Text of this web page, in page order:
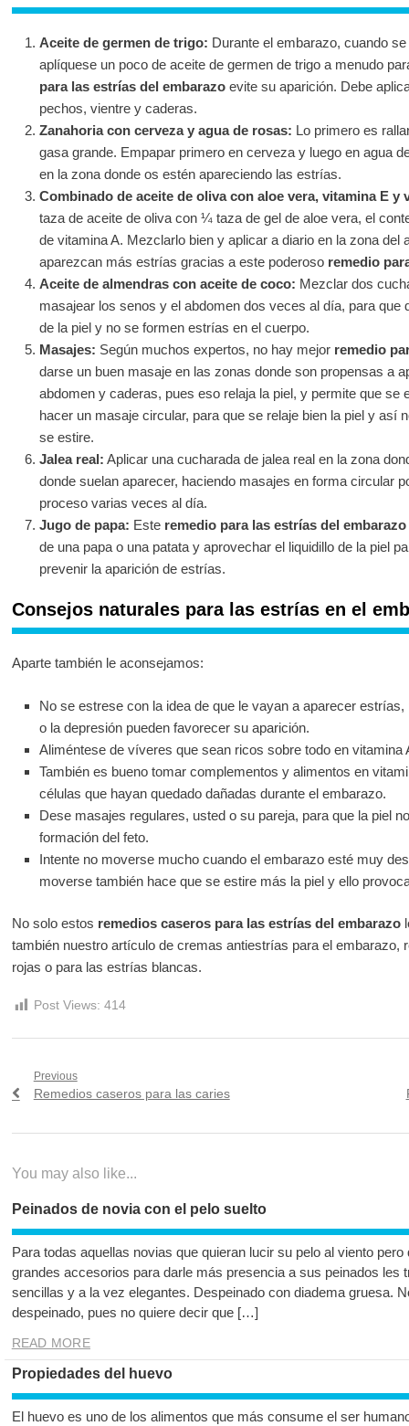
Aceite de germen de trigo: Durante el embarazo, cuando
aplíquese un poco de aceite de germen de trigo a menudo
para las estrías del embarazoevite su aparición. Debe
pechos, vientre y caderas.
Zanahoria con cerveza y agua de rosas: Lo primero es
gasa grande. Empapar primero en cerveza y luego en agua
en la zona donde os estén apareciendo las estrías.
Combinado de aceite de oliva con aloe vera, vitamina E y
taza de aceite de oliva con ¼ taza de gel de aloe vera, el
de vitamina A. Mezclarlo bien y aplicar a diario en la zona del
aparezcan más estrías gracias a este poderoso remedio
Aceite de almendras con aceite de coco: Mezclar dos
masajear los senos y el abdomen dos veces al día, para que
de la piel y no se formen estrías en el cuerpo.
Masajes: Según muchos expertos, no hay mejor remedio
darse un buen masaje en las zonas donde son propensas a
abdomen y caderas, pues eso relaja la piel, y permite que se
hacer un masaje circular, para que se relaje bien la piel y así
se estire.
Jalea real: Aplicar una cucharada de jalea real en la zona
donde suelan aparecer, haciendo masajes en forma circular
proceso varias veces al día.
Jugo de papa: Este remedio para las estrías del embarazo
de una papa o una patata y aprovechar el liquidillo de la piel
prevenir la aparición de estrías.
Consejos naturales para las estrías en el
Aparte también le aconsejamos:
No se estrese con la idea de que le vayan a aparecer
o la depresión pueden favorecer su aparición.
Aliméntese de víveres que sean ricos sobre todo en vitamina
También es bueno tomar complementos y alimentos en
células que hayan quedado dañadas durante el embarazo.
Dese masajes regulares, usted o su pareja, para que la piel
formación del feto.
Intente no moverse mucho cuando el embarazo esté muy
moverse también hace que se estire más la piel y ello
No solo estos remedios caseros para las estrías del embarazo
también nuestro artículo de cremas antiestrías para el embarazo,
rojas o para las estrías blancas.
Post Views: 414
Navegación
Previous
Previous
Remedios caseros para las caries
You may also like...
Peinados de novia con el pelo suelto
Para todas aquellas novias que quieran lucir su pelo al viento
grandes accesorios para darle más presencia a sus peinados les
sencillas y a la vez elegantes. Despeinado con diadema gruesa.
despeinado, pues no quiere decir que […]
READ MORE
Propiedades del huevo
El huevo es uno de los alimentos que más consume el ser